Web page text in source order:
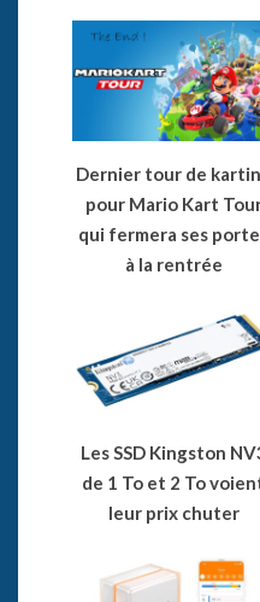
Dernier tour de
pour Mario Kart
qui fermera ses
à la rentrée
Les SSD Kingston
de 1 To et 2 To
leur prix chuter